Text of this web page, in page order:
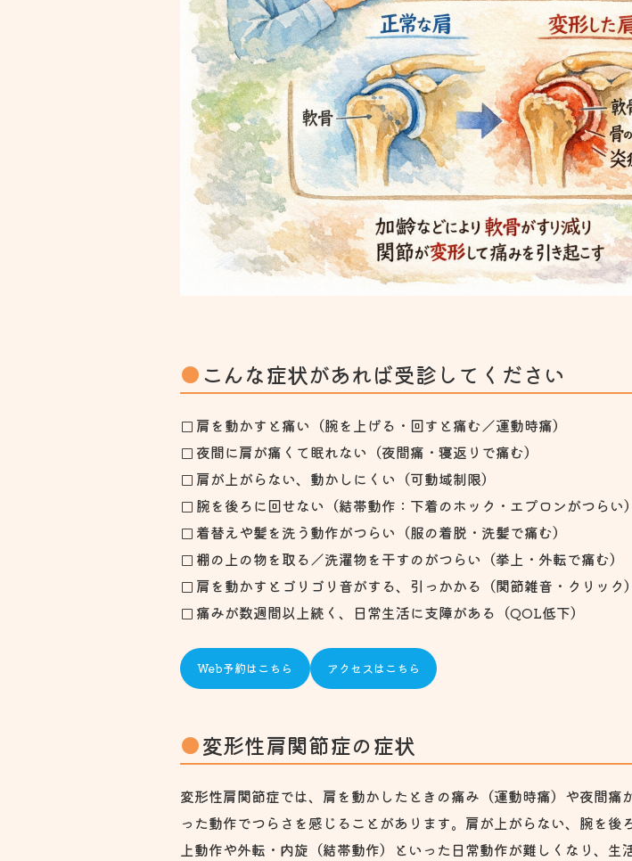
こんな症状があれば受診してください
肩を動かすと痛い（腕を上げる・回すと痛む／運動時痛）
夜間に肩が痛くて眠れない（夜間痛・寝返りで痛む）
肩が上がらない、動かしにくい（可動域制限）
腕を後ろに回せない（結帯動作：下着のホック・エプロンがつらい）
着替えや髪を洗う動作がつらい（服の着脱・洗髪で痛む）
棚の上の物を取る／洗濯物を干すのがつらい（挙上・外転で痛む）
肩を動かすとゴリゴリ音がする、引っかかる（関節雑音・クリック）
痛みが数週間以上続く、日常生活に支障がある（QOL低下）
Web予約はこちら アクセスはこちら
変形性肩関節症の症状
変形性肩関節症では、肩を動かしたときの痛み（運動時痛）や夜間
った動作でつらさを感じることがあります。肩が上がらない、腕を
上動作や外転・内旋（結帯動作）といった日常動作が難しくなり、